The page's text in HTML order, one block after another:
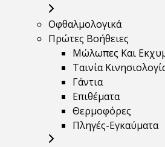
Οφθαλμολογικά
Πρώτες Βοήθειες
Μώλωπες Και
Ταινία
Γάντια
Επιθέματα
Θερμοφόρες
Πληγές-Εγκαύματα